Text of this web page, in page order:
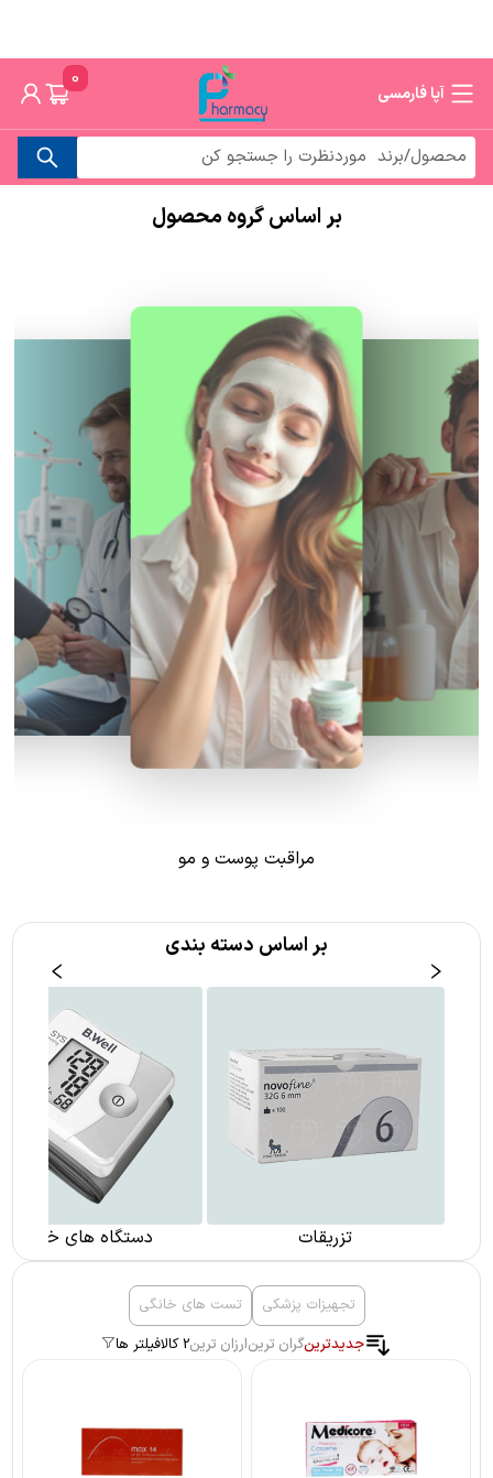
آپا فارمسی
0
بر اساس گروه محصول
مراقبت پوست و مو
بر اساس دسته بندی
تزریقات دستگاه های خانگی
تجهیزات پزشکی
تست های خانگی
جدیدترینگران ترینارزان ترین2 کالا فیلتر ها